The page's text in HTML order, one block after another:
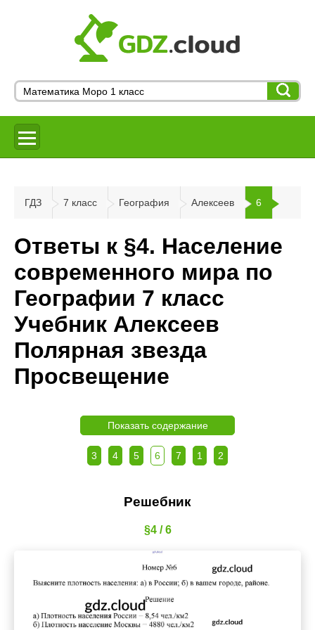
ГДЗ 7 класс География Алексеев 6
Ответы к §4. Население
современного мира по
Географии 7 класс
Учебник Алексеев
Полярная звезда
Просвещение
Показать содержание
3 4 5 6 7 1 2
Решебник
§4 / 6